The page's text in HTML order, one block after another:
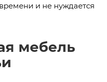
и не нуждается
мебель